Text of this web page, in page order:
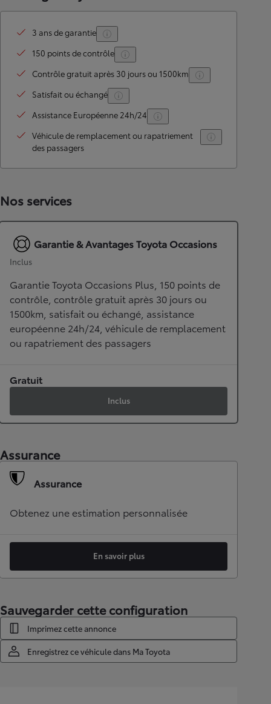
3 ans de garantie
150 points de contrôle
Contrôle gratuit après 30 jours ou 1500km
Satisfait ou échangé
Assistance Européenne 24h/24
Véhicule de remplacement ou rapatriement
des passagers
Nos services
Garantie & Avantages Toyota Occasions
Inclus
Garantie Toyota Occasions Plus, 150 points de
contrôle, contrôle gratuit après 30 jours ou
1500km, satisfait ou échangé, assistance
européenne 24h/24, véhicule de remplacement
ou rapatriement des passagers
Gratuit
Inclus
Assurance
Assurance
Obtenez une estimation personnalisée
En savoir plus
Sauvegarder cette configuration
Imprimez cette annonce
Enregistrez ce véhicule dans Ma Toyota